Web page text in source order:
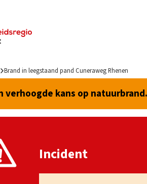
Brand in leegstaand pand Cuneraweg Rhenen
verhoogde kans op
Incident